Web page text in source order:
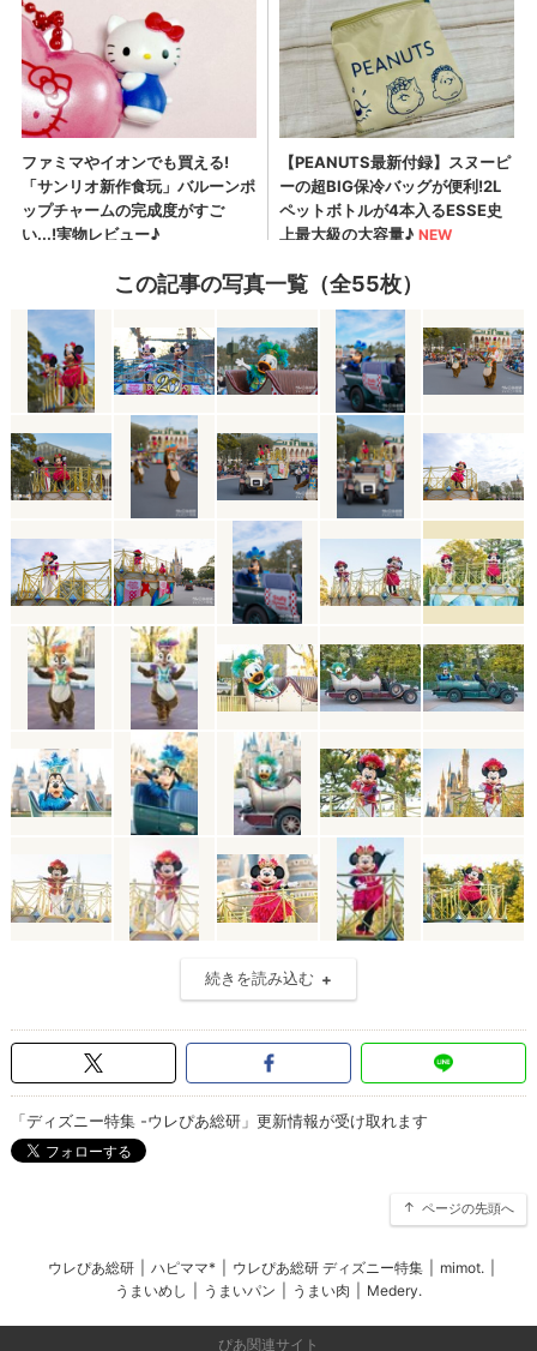
この記事の写真一覧（全55枚）
続きを読み込む
「ディズニー特集 -ウレぴあ総研」更新情報が受け取れます
ページの先頭へ
ウレぴあ総研 ハピママ* ウレぴあ総研 ディズニー特集 mimot.
うまいめし
うまいパン うまい肉 Medery.
ぴあ関連サイト